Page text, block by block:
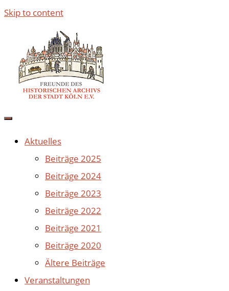
Skip to content
Aktuelles
Beiträge 2025
Beiträge 2024
Beiträge 2023
Beiträge 2022
Beiträge 2021
Beiträge 2020
Ältere Beiträge
Veranstaltungen